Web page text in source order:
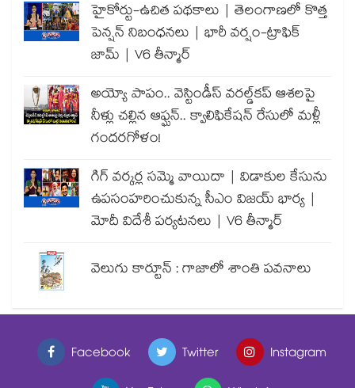
హైకోర్టు-ఉచిత పథకాలు | తెలంగాణలో కొత్త
పెన్షన్ నిబంధనలు | భారీ వర్షం-ట్రాఫిక్
జామ్ | V6 తీన్మార్
అయ్యో పాపం.. వెస్టిండీస్ వరల్డ్‌కప్ ఆశలపై
నీళ్లు చల్లిన ఆఫ్ఘన్.. క్వాలిఫికేషన్ రేసులో మళ్లీ
గందరగోళం!
గిగ్ వర్కర్ల సమ్మె వాయిదా | విడాకుల కేసును
ఉపసంహరించుకున్న సీఎం విజయ్ భార్య |
మోదీ విదేశీ పర్యటనలు | V6 తీన్మార్
వెలుగు కార్టూన్ : గాజాలో శాంతి పవనాలు
Facebook Twitter
Instagram